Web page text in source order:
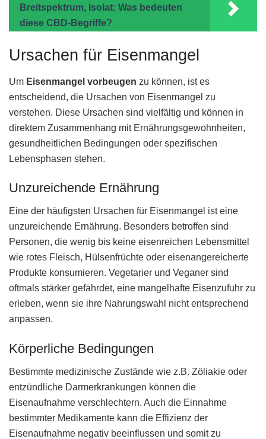
Breitspektrum, Isolat: Was bedeuten
diese CBD-Begriffe?
Ursachen für Eisenmangel
Um Eisenmangel vorbeugen zu können, ist es
entscheidend, die Ursachen von Eisenmangel zu
verstehen. Diese Ursachen sind vielfältig und können in
direktem Zusammenhang mit Ernährungsgewohnheiten,
gesundheitlichen Bedingungen oder spezifischen
Lebensphasen stehen.
Unzureichende Ernährung
Eine der häufigsten Ursachen für Eisenmangel ist eine
unzureichende Ernährung. Besonders betroffen sind
Personen, die wenig bis keine eisenreichen Lebensmittel
wie rotes Fleisch, Hülsenfrüchte oder eisenangereicherte
Produkte konsumieren. Vegetarier und Veganer sind
oftmals stärker gefährdet, eine mangelhafte Eisenzufuhr zu
erleben, wenn sie ihre Nahrungswahl nicht entsprechend
anpassen.
Körperliche Bedingungen
Bestimmte medizinische Zustände wie z.B. Zöliakie oder
entzündliche Darmerkrankungen können die
Eisenaufnahme verschlechtern. Auch die Einnahme
bestimmter Medikamente kann die Effizienz der
Eisenaufnahme negativ beeinflussen und somit zu